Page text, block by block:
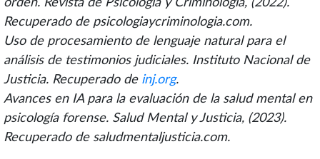
Recuperado de psicologiaycriminologia.com.
Uso de procesamiento de lenguaje natural para el
análisis de testimonios judiciales. Instituto Nacional de
Justicia. Recuperado de inj.org.
Avances en IA para la evaluación de la salud mental en
psicología forense. Salud Mental y Justicia, (2023).
Recuperado de saludmentaljusticia.com.